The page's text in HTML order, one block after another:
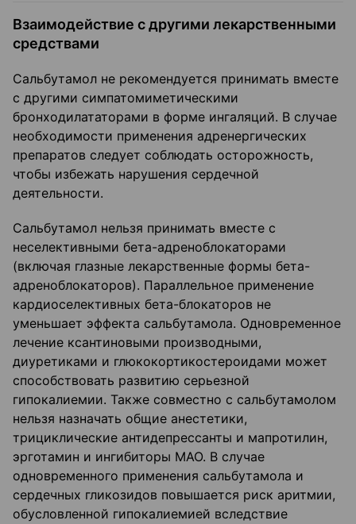
Взаимодействие с другими лекарственными
средствами
Сальбутамол не рекомендуется принимать вместе
с другими симпатомиметическими
бронходилататорами в форме ингаляций. В случае
необходимости применения адренергических
препаратов следует соблюдать осторожность,
чтобы избежать нарушения сердечной
деятельности.
Сальбутамол нельзя принимать вместе с
неселективными бета-адреноблокаторами
(включая глазные лекарственные формы бета-
адреноблокаторов). Параллельное применение
кардиоселективных бета-блокаторов не
уменьшает эффекта сальбутамола. Одновременное
лечение ксантиновыми производными,
диуретиками и глюкокортикостероидами может
способствовать развитию серьезной
гипокалиемии. Также совместно с сальбутамолом
нельзя назначать общие анестетики,
трициклические антидепрессанты и мапротилин,
эрготамин и ингибиторы МАО. В случае
одновременного применения сальбутамола и
сердечных гликозидов повышается риск аритмии,
обусловленной гипокалиемией вследствие